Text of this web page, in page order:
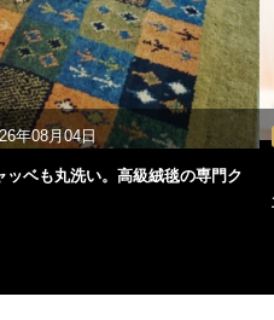
年08月04日
ッベも丸洗い。高級絨毯の専門ク